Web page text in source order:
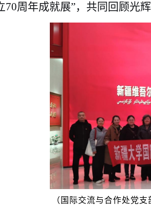
70周年成就展”，共同回顾光
（国际交流与合作处党支